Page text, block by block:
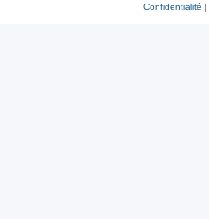
Confidentialité |